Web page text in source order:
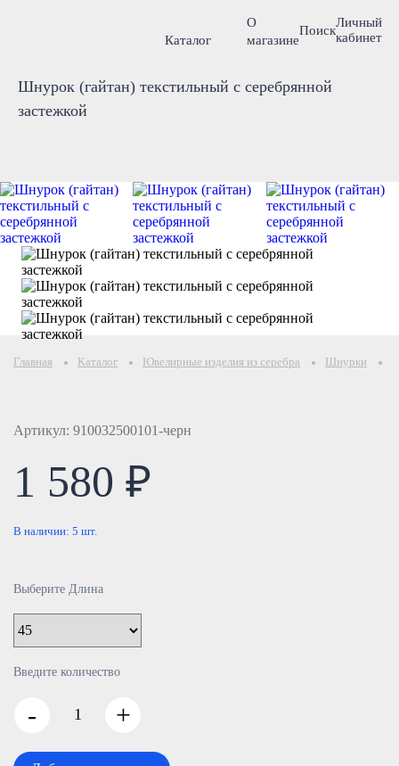
Каталог
О
магазине
Поиск
Личный
кабинет
Шнурок (гайтан) текстильный с серебрянной
застежкой
Главная Каталог Ювелирные изделия из серебра Шнурки
Артикул: 910032500101-черн
1 580 ₽
В наличии: 5 шт.
Выберите Длина
Введите количество
- +